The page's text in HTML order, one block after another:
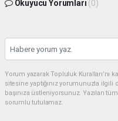
Okuyucu Yorumları (0)
Yorum yazarak Topluluk
sitesine yaptığınız yorumunuzla
başınıza üstleniyorsunuz. Yazılan
sorumlu tutulamaz.